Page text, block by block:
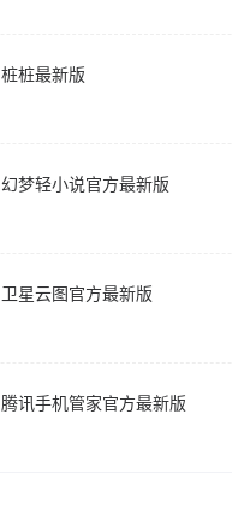
桩桩最新版
幻梦轻小说官方最新版
卫星云图官方最新版
腾讯手机管家官方最新版